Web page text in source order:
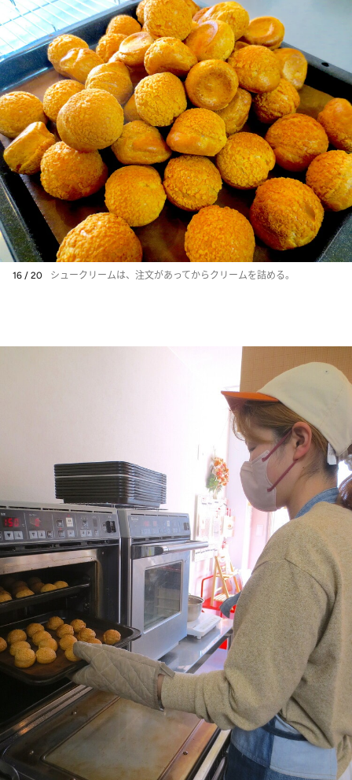
16 / 20 シュークリームは、注文があってからクリームを詰める。